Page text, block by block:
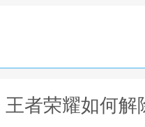
王者荣耀如何